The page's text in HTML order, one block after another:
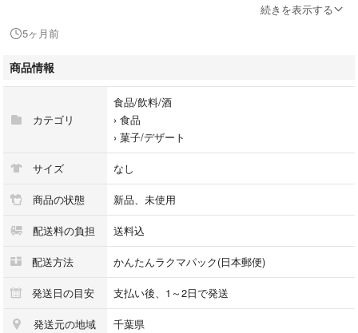
トレンド
大人気
网红辣棒
中国の駄菓子
辛旨
やみつき
菓子
続きを表示する
5ヶ月前
商品情報
カテゴリ
食品/飲料/酒
› 食品
› 菓子/デザート
サイズ なし
商品の状態 新品、未使用
配送料の負担 送料込
配送方法 かんたんラクマパック(日本郵便)
発送日の目安 支払い後、1～2日で発送
発送元の地域 千葉県